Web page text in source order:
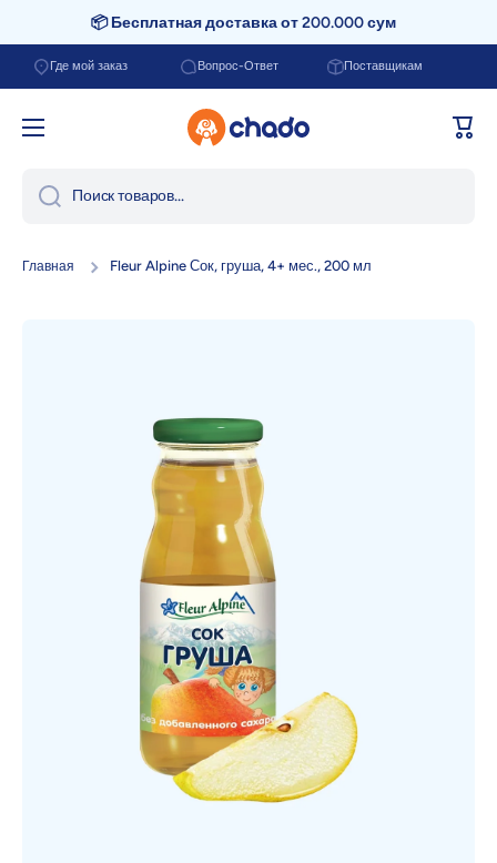
Перейти к содержанию
📦 Бесплатная доставка от 200.000 сум
Где мой заказ Вопрос-Ответ Поставщикам
Поиск товаров...
Главная Fleur Alpine Сок, груша, 4+ мес., 200 мл